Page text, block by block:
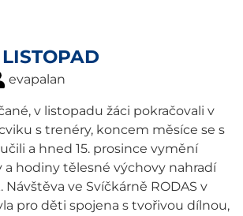
evapalan
v listopadu žáci pokračovali v
s trenéry, koncem měsíce se s
a hned 15. prosince vymění
a hodiny tělesné výchovy nahradí
Návštěva ve Svíčkárně RODAS v
pro děti spojena s tvořivou dílnou,